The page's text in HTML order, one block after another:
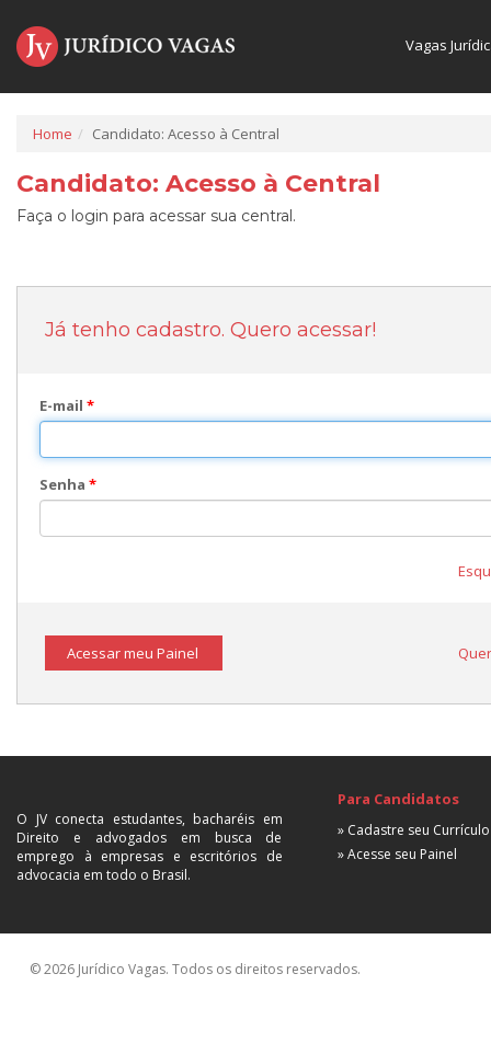
Vagas
Home Candidato: Acesso à Central
Candidato: Acesso à Central
Faça o login para acessar sua central.
Já tenho cadastro. Quero acessar!
E-mail *
Senha *
Acessar meu Painel
O JV conecta estudantes, bacharéis em
Direito e advogados em busca de
emprego à empresas e escritórios de
advocacia em todo o Brasil.
Para Candidatos
» Cadastre seu Currículo
» Acesse seu Painel
© 2026 Jurídico Vagas. Todos os direitos reservados.